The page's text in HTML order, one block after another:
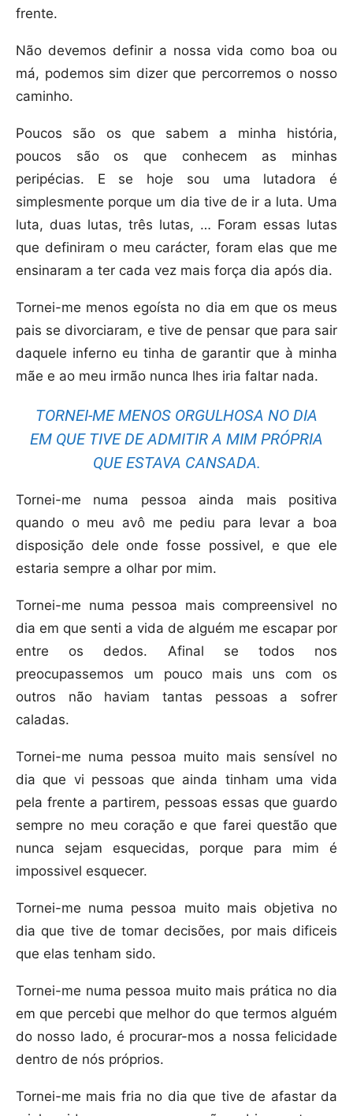
frente.
Não devemos definir a nossa vida como boa ou
má, podemos sim dizer que percorremos o nosso
caminho.
Poucos são os que sabem a minha história,
poucos são os que conhecem as minhas
peripécias. E se hoje sou uma lutadora é
simplesmente porque um dia tive de ir a luta. Uma
luta, duas lutas, três lutas, … Foram essas lutas
que definiram o meu carácter, foram elas que me
ensinaram a ter cada vez mais força dia após dia.
Tornei-me menos egoísta no dia em que os meus
pais se divorciaram, e tive de pensar que para sair
daquele inferno eu tinha de garantir que à minha
mãe e ao meu irmão nunca lhes iria faltar nada.
TORNEI-ME MENOS ORGULHOSA NO DIA
EM QUE TIVE DE ADMITIR A MIM PRÓPRIA
QUE ESTAVA CANSADA.
Tornei-me numa pessoa ainda mais positiva
quando o meu avô me pediu para levar a boa
disposição dele onde fosse possivel, e que ele
estaria sempre a olhar por mim.
Tornei-me numa pessoa mais compreensivel no
dia em que senti a vida de alguém me escapar por
entre os dedos. Afinal se todos nos
preocupassemos um pouco mais uns com os
outros não haviam tantas pessoas a sofrer
caladas.
Tornei-me numa pessoa muito mais sensível no
dia que vi pessoas que ainda tinham uma vida
pela frente a partirem, pessoas essas que guardo
sempre no meu coração e que farei questão que
nunca sejam esquecidas, porque para mim é
impossivel esquecer.
Tornei-me numa pessoa muito mais objetiva no
dia que tive de tomar decisões, por mais dificeis
que elas tenham sido.
Tornei-me numa pessoa muito mais prática no dia
em que percebi que melhor do que termos alguém
do nosso lado, é procurar-mos a nossa felicidade
dentro de nós próprios.
Tornei-me mais fria no dia que tive de afastar da